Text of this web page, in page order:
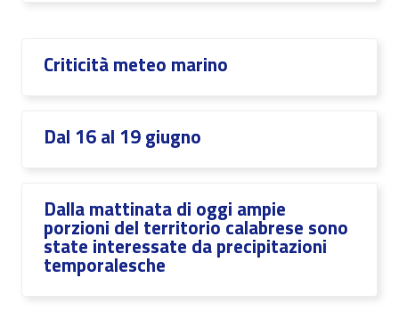
Criticità meteo marino
Dal 16 al 19 giugno
Dalla mattinata di oggi ampie
porzioni del territorio calabrese sono
state interessate da precipitazioni
temporalesche